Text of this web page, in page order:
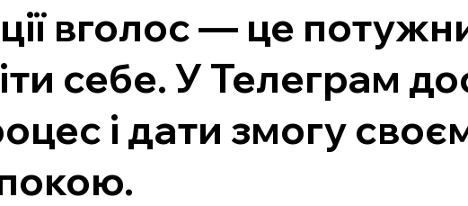
вголос — це
себе. У Телеграм
і дати змогу